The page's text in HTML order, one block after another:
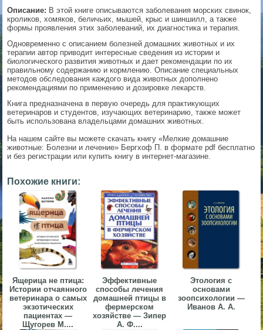
Описание: В этой книге описываются заболевания морских свинок,
кроликов, хомяков, беличьих, мышей, крыс и шиншилл, а также
формы проявления этих заболеваний, их диагностика и терапия.
Одновременно с описанием болезней домашних животных и их
терапии автор приводит интересные сведения из истории и
биологического развития животных и дает рекомендации по их
правильному содержанию и кормлению. Описание специальных
методов обследования каждого вида животных дополнено
рекомендациями по применению и дозировке лекарств.
Книга предназначена в первую очередь для практикующих
ветеринаров и студентов, изучающих ветеринарию, также может
быть использована владельцами домашних животных.
На нашем сайте вы можете скачать книгу «Мелкие домашние
животные: Болезни и лечение» Бергхоф П. в формате pdf бесплатно
и без регистрации или купить книгу в интернет-магазине.
Похожие книги:
Ящерица не птица:
Истории отчаянного
ветеринара о самых
экзотических
пациентах —
Щугорев М....
Эффективные
способы лечения
домашней птицы в
фермерском
хозяйстве — Зипер
А. Ф....
Этология с
основами
зоопсихологии —
Иванов А. А.
▼
▼
▼
▼